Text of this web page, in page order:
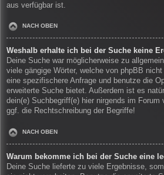
aus verfügbar ist.
NACH OBEN
Weshalb erhalte ich bei der Suche keine
Deine Suche war möglicherweise zu
viele gängige Wörter, welche von phpBB
eine spezifischere Anfrage und benutze die
erweiterte Suche bietet. Außerdem ist es
dein(e) Suchbegriff(e) hier nirgends im Forum
ggf. die Rechtschreibung der Begriffe!
NACH OBEN
Warum bekomme ich bei der Suche eine
Deine Suche lieferte zu viele Ergebnisse,